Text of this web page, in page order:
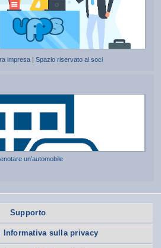
impresa |Spazio riservato ai soci
un’automobile
Supporto
Informativa sulla privacy